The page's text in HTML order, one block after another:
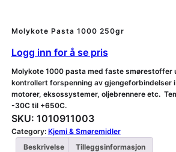
Molykote Pasta 1000 250gr
Logg inn for å se pris
Molykote 1000 pasta med faste smørestoffer
kontrollert forspenning av gjengeforbindelser
motorer, eksossystemer, oljebrennere etc.
-30C til +650C.
SKU: 1010911003
Category: Kjemi & Smøremidler
Beskrivelse
Tilleggsinformasjon